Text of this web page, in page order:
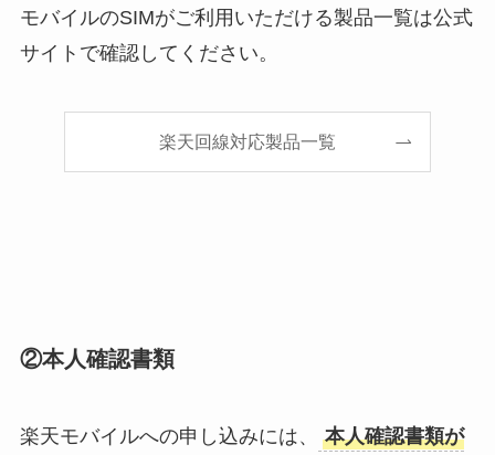
モバイルのSIMがご利用いただける製品一覧は公式
サイトで確認してください。
楽天回線対応製品一覧
②本人確認書類
楽天モバイルへの申し込みには、 本人確認書類が